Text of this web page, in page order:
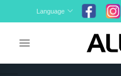
to
Language